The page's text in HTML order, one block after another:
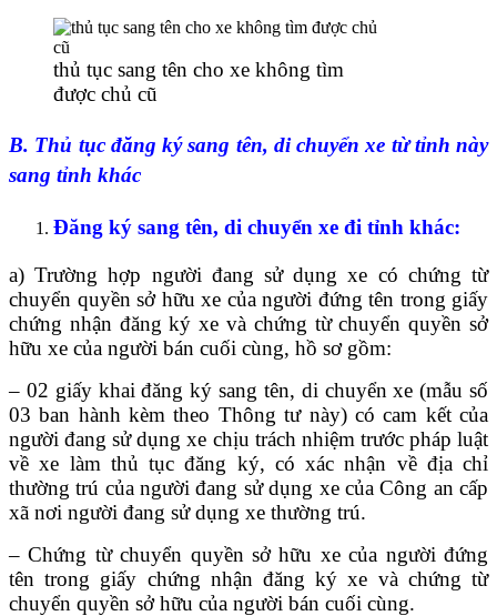
thủ tục sang tên cho xe không tìm
được chủ cũ
B. Thủ tục đăng ký sang tên, di chuyển xe từ tỉnh này
sang tỉnh khác
Đăng ký sang tên, di chuyển xe đi tỉnh khác:
a) Trường hợp người đang sử dụng xe có chứng từ
chuyển quyền sở hữu xe của người đứng tên trong giấy
chứng nhận đăng ký xe và chứng từ chuyển quyền sở
hữu xe của người bán cuối cùng, hồ sơ gồm:
– 02 giấy khai đăng ký sang tên, di chuyển xe (mẫu số
03 ban hành kèm theo Thông tư này) có cam kết của
người đang sử dụng xe chịu trách nhiệm trước pháp luật
về xe làm thủ tục đăng ký, có xác nhận về địa chỉ
thường trú của người đang sử dụng xe của Công an cấp
xã nơi người đang sử dụng xe thường trú.
– Chứng từ chuyển quyền sở hữu xe của người đứng
tên trong giấy chứng nhận đăng ký xe và chứng từ
chuyển quyền sở hữu của người bán cuối cùng.